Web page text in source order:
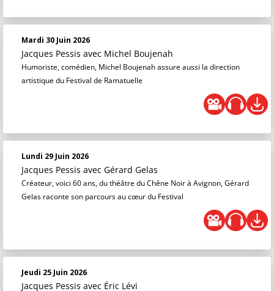
Mardi 30 Juin 2026
Jacques Pessis avec Michel Boujenah
Humoriste, comédien, Michel Boujenah assure aussi la direction
artistique du Festival de Ramatuelle
Lundi 29 Juin 2026
Jacques Pessis avec Gérard Gelas
Créateur, voici 60 ans, du théâtre du Chêne Noir à Avignon, Gérard
Gelas raconte son parcours au cœur du Festival
Jeudi 25 Juin 2026
Jacques Pessis avec Éric Lévi